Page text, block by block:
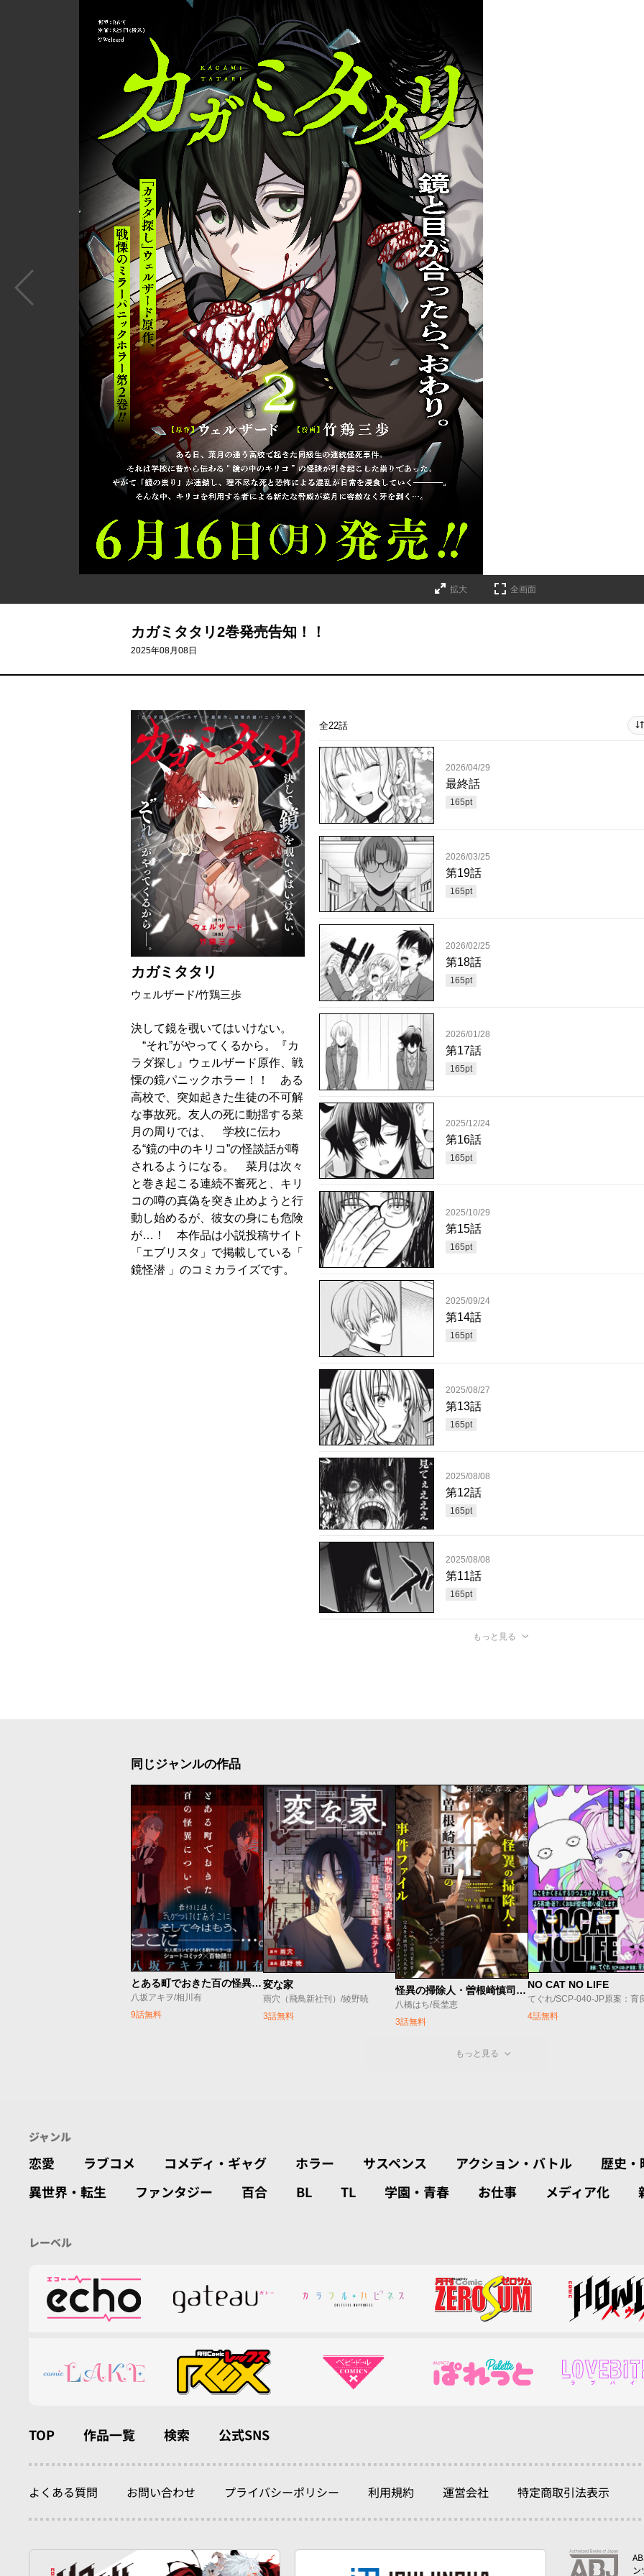
拡大 全画面
カガミタタリ2巻発売告知！！
2025年08月08日
カガミタタリ
ウェルザード/竹鶏三歩
決して鏡を覗いてはいけない。
“それ”がやってくるから。『カ
ラダ探し』ウェルザード原作、戦
慄の鏡パニックホラー！！ ある
高校で、突如起きた生徒の不可解
な事故死。友人の死に動揺する菜
月の周りでは、 学校に伝わ
る“鏡の中のキリコ”の怪談話が噂
されるようになる。 菜月は次々
と巻き起こる連続不審死と、キリ
コの噂の真偽を突き止めようと行
動し始めるが、彼女の身にも危険
が…！ 本作品は小説投稿サイト
「エブリスタ」で掲載している「
鏡怪潜 」のコミカライズです。
全22話
2026/04/29
最終話
165pt
2026/03/25
第19話
165pt
2026/02/25
第18話
165pt
2026/01/28
第17話
165pt
2025/12/24
第16話
165pt
2025/10/29
第15話
165pt
2025/09/24
第14話
165pt
2025/08/27
第13話
165pt
2025/08/08
第12話
165pt
2025/08/08
第11話
165pt
もっと見る
同じジャンルの作品
とある町でおきた百の怪異について
八坂アキヲ/相川有
9話無料
変な家
雨穴（飛鳥新社刊）/綾野暁
3話無料
怪異の掃除人・曽根崎慎司の事件ファイル
八橋はち/長埜恵
3話無料
NO CAT NO LIFE
4話無料
もっと見る
ジャンル
恋愛 ラブコメ コメディ・ギャグ ホラー サスペンス アクション・バトル
歴史・
異世界・転生
ファンタジー 百合 BL TL 学園・青春 お仕事 メディア化
レーベル
TOP 作品一覧 検索 公式SNS
よくある質問 お問い合わせ プライバシーポリシー 利用規約 運営会社 特定商取引法表示